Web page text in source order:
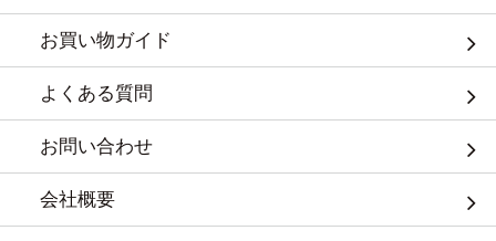
お買い物ガイド
よくある質問
お問い合わせ
会社概要